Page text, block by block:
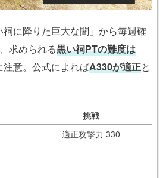
に降りた巨大な闇」から毎週確
求められる黒い祠PTの難度は
注意。公式によればA330が適正と
挑戦
適正攻撃力 330